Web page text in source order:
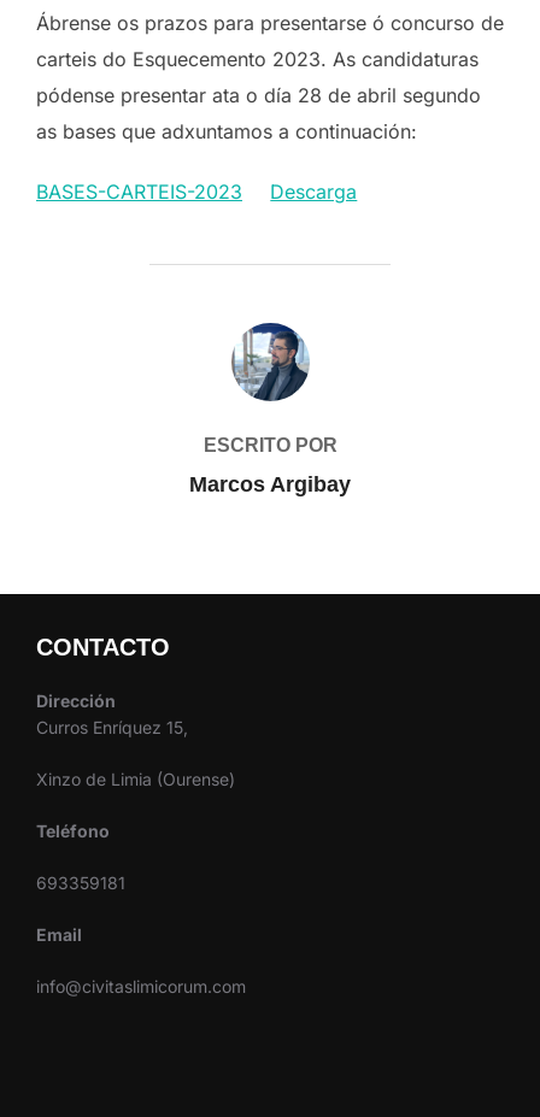
Ábrense os prazos para presentarse ó concurso de
carteis do Esquecemento 2023. As candidaturas
pódense presentar ata o día 28 de abril segundo
as bases que adxuntamos a continuación:
BASES-CARTEIS-2023 Descarga
AUTOR DE LA PUBLICACIÓN
ESCRITO POR
Marcos Argibay
CONTACTO
Dirección
Curros Enríquez 15,
Xinzo de Limia (Ourense)
Teléfono
693359181
Email
info@civitaslimicorum.com